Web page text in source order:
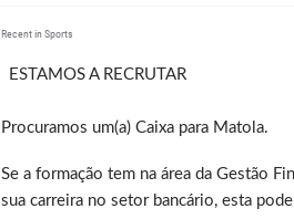
Recent in Sports
ESTAMOS A RECRUTAR
Procuramos um(a) Caixa para Matola.
Se a formação tem na área da Gestão
sua carreira no setor bancário, esta